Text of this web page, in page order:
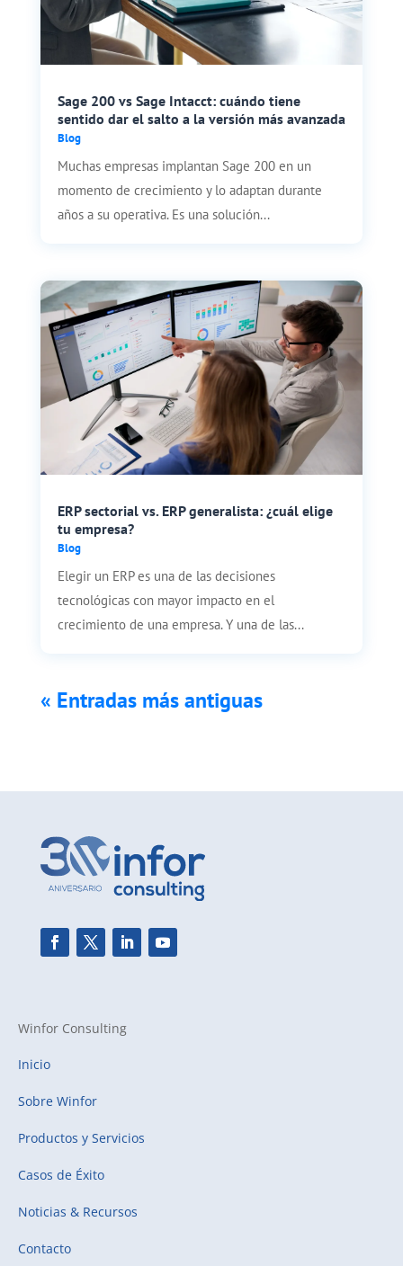
Sage 200 vs Sage Intacct: cuándo tiene
sentido dar el salto a la versión más avanzada
Blog
Muchas empresas implantan Sage 200 en un
momento de crecimiento y lo adaptan durante
años a su operativa. Es una solución...
ERP sectorial vs. ERP generalista: ¿cuál elige
tu empresa?
Blog
Elegir un ERP es una de las decisiones
tecnológicas con mayor impacto en el
crecimiento de una empresa. Y una de las...
« Entradas más antiguas
Winfor Consulting
Inicio
Sobre Winfor
Productos y Servicios
Casos de Éxito
Noticias & Recursos
Contacto